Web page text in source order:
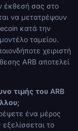
έκθεσή σας στο
να μετατρέψουν
κατά την
ταμείου.
χειριστή
ARB αποτελεί
τιμής του ARB
ένα μέρος
το